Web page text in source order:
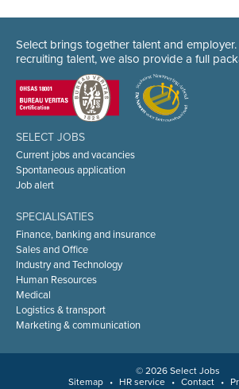
Select brings together talent and
recruiting talent, we also provide a full
SELECT JOBS
Current jobs and vacancies
Spontaneous application
Job alert
SPECIALISATIES
Finance, banking and insurance
Sales and Office
Industry and Technology
Human Resources
Medical
Logistics & transport
Marketing & communication
© 2026 Select Jobs
Sitemap
• HR service • Contact •